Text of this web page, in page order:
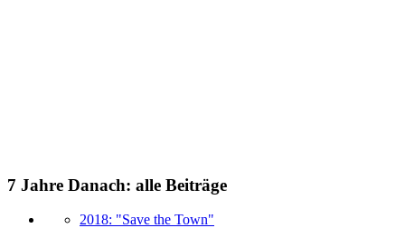
7 Jahre Danach: alle Beiträge
2018: "Save the Town"